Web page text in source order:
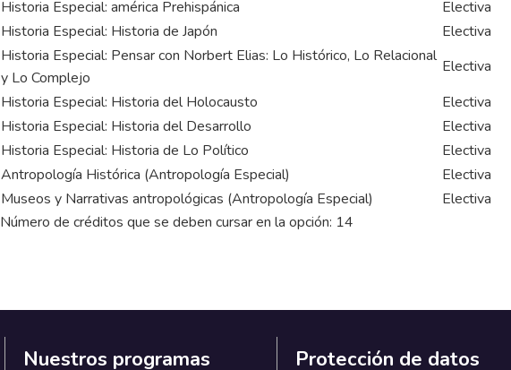
Historia Especial: américa Prehispánica
Electiva
Historia Especial: Historia de Japón
Electiva
Historia Especial: Pensar con Norbert Elias: Lo Histórico, Lo Relacional
y Lo Complejo
Electiva
Historia Especial: Historia del Holocausto
Electiva
Historia Especial: Historia del Desarrollo
Electiva
Historia Especial: Historia de Lo Político
Electiva
Antropología Histórica (Antropología Especial)
Electiva
Museos y Narrativas antropológicas (Antropología Especial)
Electiva
Número de créditos que se deben cursar en la opción: 14
Nuestros programas Protección de datos